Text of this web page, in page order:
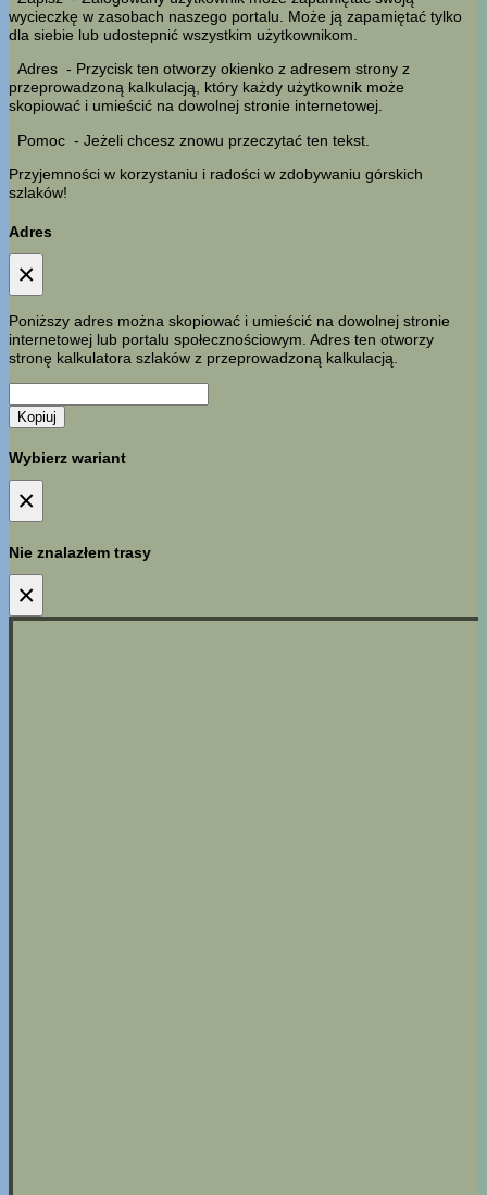
wycieczkę w zasobach naszego portalu. Może ją zapamiętać tylko
dla siebie lub udostepnić wszystkim użytkownikom.
Adres - Przycisk ten otworzy okienko z adresem strony z
przeprowadzoną kalkulacją, który każdy użytkownik może
skopiować i umieścić na dowolnej stronie internetowej.
Pomoc - Jeżeli chcesz znowu przeczytać ten tekst.
Przyjemności w korzystaniu i radości w zdobywaniu górskich
szlaków!
Adres
×
Poniższy adres można skopiować i umieścić na dowolnej stronie
internetowej lub portalu społecznościowym. Adres ten otworzy
stronę kalkulatora szlaków z przeprowadzoną kalkulacją.
Kopiuj
Wybierz wariant
×
Nie znalazłem trasy
×